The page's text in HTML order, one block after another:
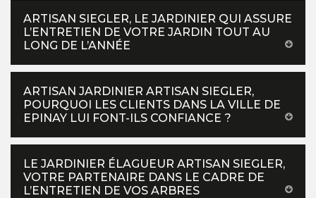
ARTISAN SIEGLER, LE JARDINIER QUI ASSURE
L’ENTRETIEN DE VOTRE JARDIN TOUT AU
LONG DE L’ANNÉE
ARTISAN JARDINIER ARTISAN SIEGLER,
POURQUOI LES CLIENTS DANS LA VILLE DE
EPINAY LUI FONT-ILS CONFIANCE ?
LE JARDINIER ÉLAGUEUR ARTISAN SIEGLER,
VOTRE PARTENAIRE DANS LE CADRE DE
L’ENTRETIEN DE VOS ARBRES